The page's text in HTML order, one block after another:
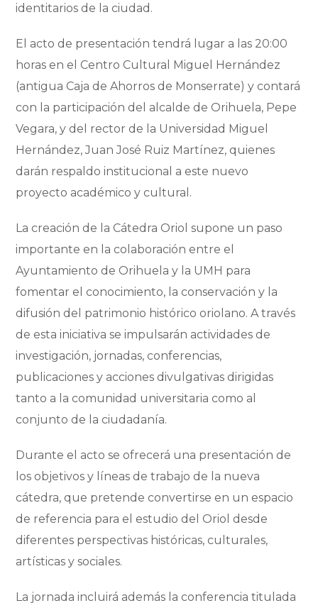
identitarios de la ciudad.
El acto de presentación tendrá lugar a las 20:00
horas en el Centro Cultural Miguel Hernández
(antigua Caja de Ahorros de Monserrate) y contará
con la participación del alcalde de Orihuela, Pepe
Vegara, y del rector de la Universidad Miguel
Hernández, Juan José Ruiz Martínez, quienes
darán respaldo institucional a este nuevo
proyecto académico y cultural.
La creación de la Cátedra Oriol supone un paso
importante en la colaboración entre el
Ayuntamiento de Orihuela y la UMH para
fomentar el conocimiento, la conservación y la
difusión del patrimonio histórico oriolano. A través
de esta iniciativa se impulsarán actividades de
investigación, jornadas, conferencias,
publicaciones y acciones divulgativas dirigidas
tanto a la comunidad universitaria como al
conjunto de la ciudadanía.
Durante el acto se ofrecerá una presentación de
los objetivos y líneas de trabajo de la nueva
cátedra, que pretende convertirse en un espacio
de referencia para el estudio del Oriol desde
diferentes perspectivas históricas, culturales,
artísticas y sociales.
La jornada incluirá además la conferencia titulada